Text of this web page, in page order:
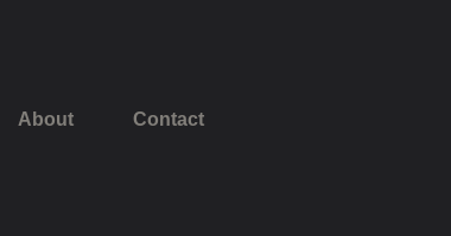
About Contact